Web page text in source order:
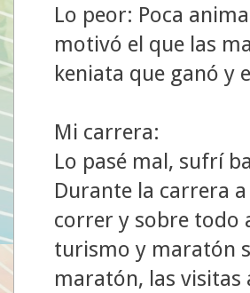
Lo peor: Poca
motivó el que las
keniata que ganó y
Mi carrera:
Lo pasé mal, sufrí
Durante la carrera
correr y sobre todo
turismo y maratón
maratón, las visitas